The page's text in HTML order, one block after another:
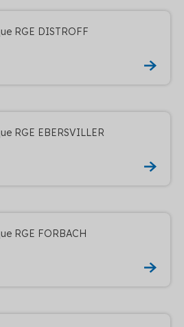
RGE DISTROFF
RGE EBERSVILLER
RGE FORBACH